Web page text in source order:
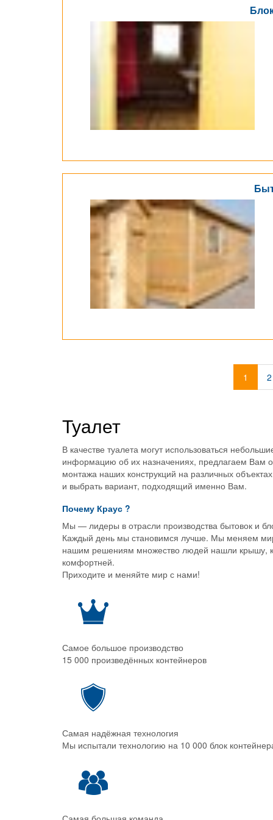
1 2
Туалет
В качестве туалета могут использоваться
информацию об их назначениях, предлагаем Вам
монтажа наших конструкций на различных
и выбрать вариант, подходящий именно Вам.
Почему Краус ?
Мы — лидеры в отрасли производства бытовок и
Каждый день мы становимся лучше. Мы меняем
нашим решениям множество людей нашли крышу,
комфортней.
Приходите и меняйте мир с нами!
Самое большое производство
15 000 произведённых контейнеров
Самая надёжная технология
Мы испытали технологию на 10 000 блок